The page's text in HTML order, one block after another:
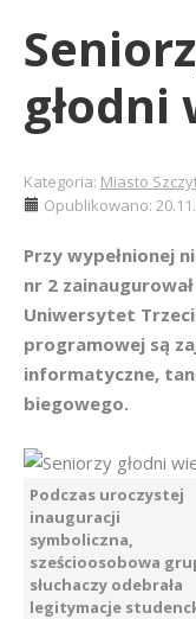
głodni
Kategoria: Miasto
Opublikowano:
Przy wypełnionej
nr 2
Uniwersytet
programowej są
informatyczne,
biegowego.
Podczas uroczystej
inauguracji
symboliczna,
sześcioosobowa
słuchaczy odebrała
legitymacje